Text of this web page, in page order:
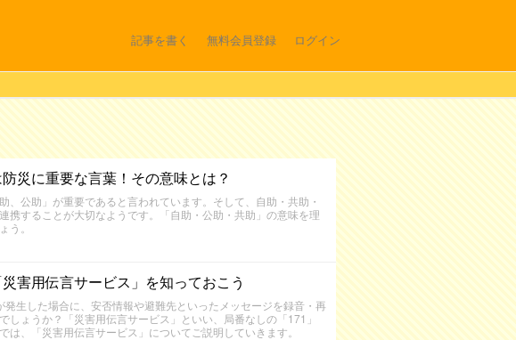
記事を書く 無料会員登録 ログイン
災に重要な言葉！その意味とは？
、公助」が重要であると言われています。そして、自助・共助・
携することが大切なようです。「自助・公助・共助」の意味を理
。
害用伝言サービス」を知っておこう
生した場合に、安否情報や避難先といったメッセージを録音・再
しょうか？「災害用伝言サービス」といい、局番なしの「171」
は、「災害用伝言サービス」についてご説明していきます。